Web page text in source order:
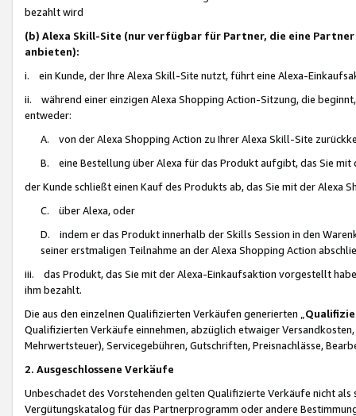
bezahlt wird
(b) Alexa Skill-Site (nur verfügbar für Partner, die eine
anbieten):
i. ein Kunde, der Ihre Alexa Skill-Site nutzt, führt eine Alexa-
ii. während einer einzigen Alexa Shopping Action-Sitzung, die
entweder:
A. von der Alexa Shopping Action zu Ihrer Alexa Skill-Site
B. eine Bestellung über Alexa für das Produkt aufgibt, das Sie mit
der Kunde schließt einen Kauf des Produkts ab, das Sie mit der Alexa
C. über Alexa, oder
D. indem er das Produkt innerhalb der Skills Session in den
seiner erstmaligen Teilnahme an der Alexa Shopping Action
iii. das Produkt, das Sie mit der Alexa-Einkaufsaktion vorgestellt
ihm bezahlt.
Die aus den einzelnen Qualifizierten Verkäufen generierten „
Qualifizierten Verkäufe einnehmen, abzüglich etwaiger
Mehrwertsteuer), Servicegebühren, Gutschriften, Preisnachlässe,
2. Ausgeschlossene Verkäufe
Unbeschadet des Vorstehenden gelten Qualifizierte Verkäufe nicht
Vergütungskatalog für das Partnerprogramm oder andere